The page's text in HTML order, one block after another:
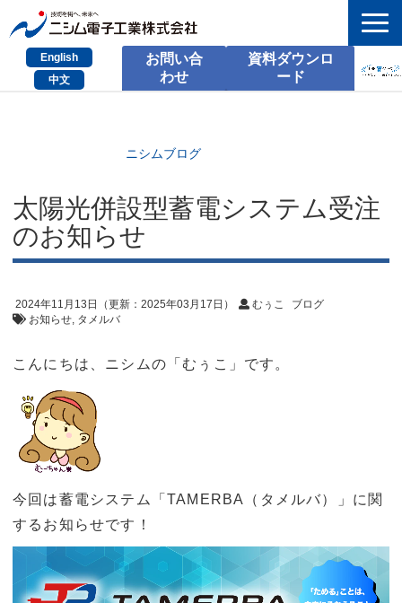
English
中文
お問い合
わせ
資料ダウンロ
ード
検索
サポート情報
ニシムブログ
太陽光併設型蓄電システム受注
のお知らせ
2024年11月13日 （更新： 2025年03月17日 ） むぅこ
ブログ
お知らせ タメルバ
こんにちは、ニシムの「むぅこ」です。
今回は蓄電システム「TAMERBA（タメルバ）」に関
するお知らせです！